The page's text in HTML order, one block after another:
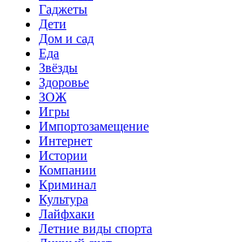
Гаджеты
Дети
Дом и сад
Еда
Звёзды
Здоровье
ЗОЖ
Игры
Импортозамещение
Интернет
Истории
Компании
Криминал
Культура
Лайфхаки
Летние виды спорта